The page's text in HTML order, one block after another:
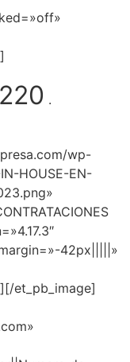
.
wp-
HOUSE-EN-
42px|||||»
et_pb_image]